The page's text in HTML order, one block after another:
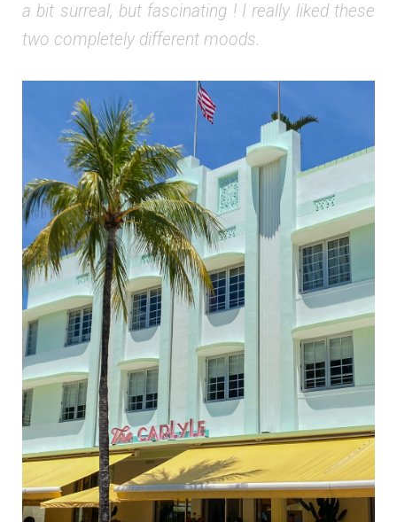
a bit surreal, but fascinating ! I really liked these
two completely different moods.